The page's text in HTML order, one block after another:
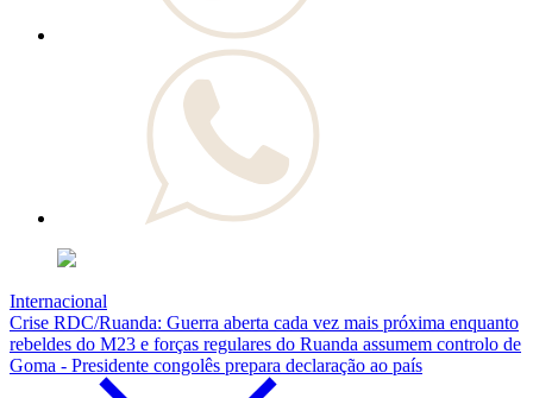
Internacional
Crise RDC/Ruanda: Guerra aberta cada vez mais próxima enquanto
rebeldes do M23 e forças regulares do Ruanda assumem controlo de
Goma - Presidente congolês prepara declaração ao país